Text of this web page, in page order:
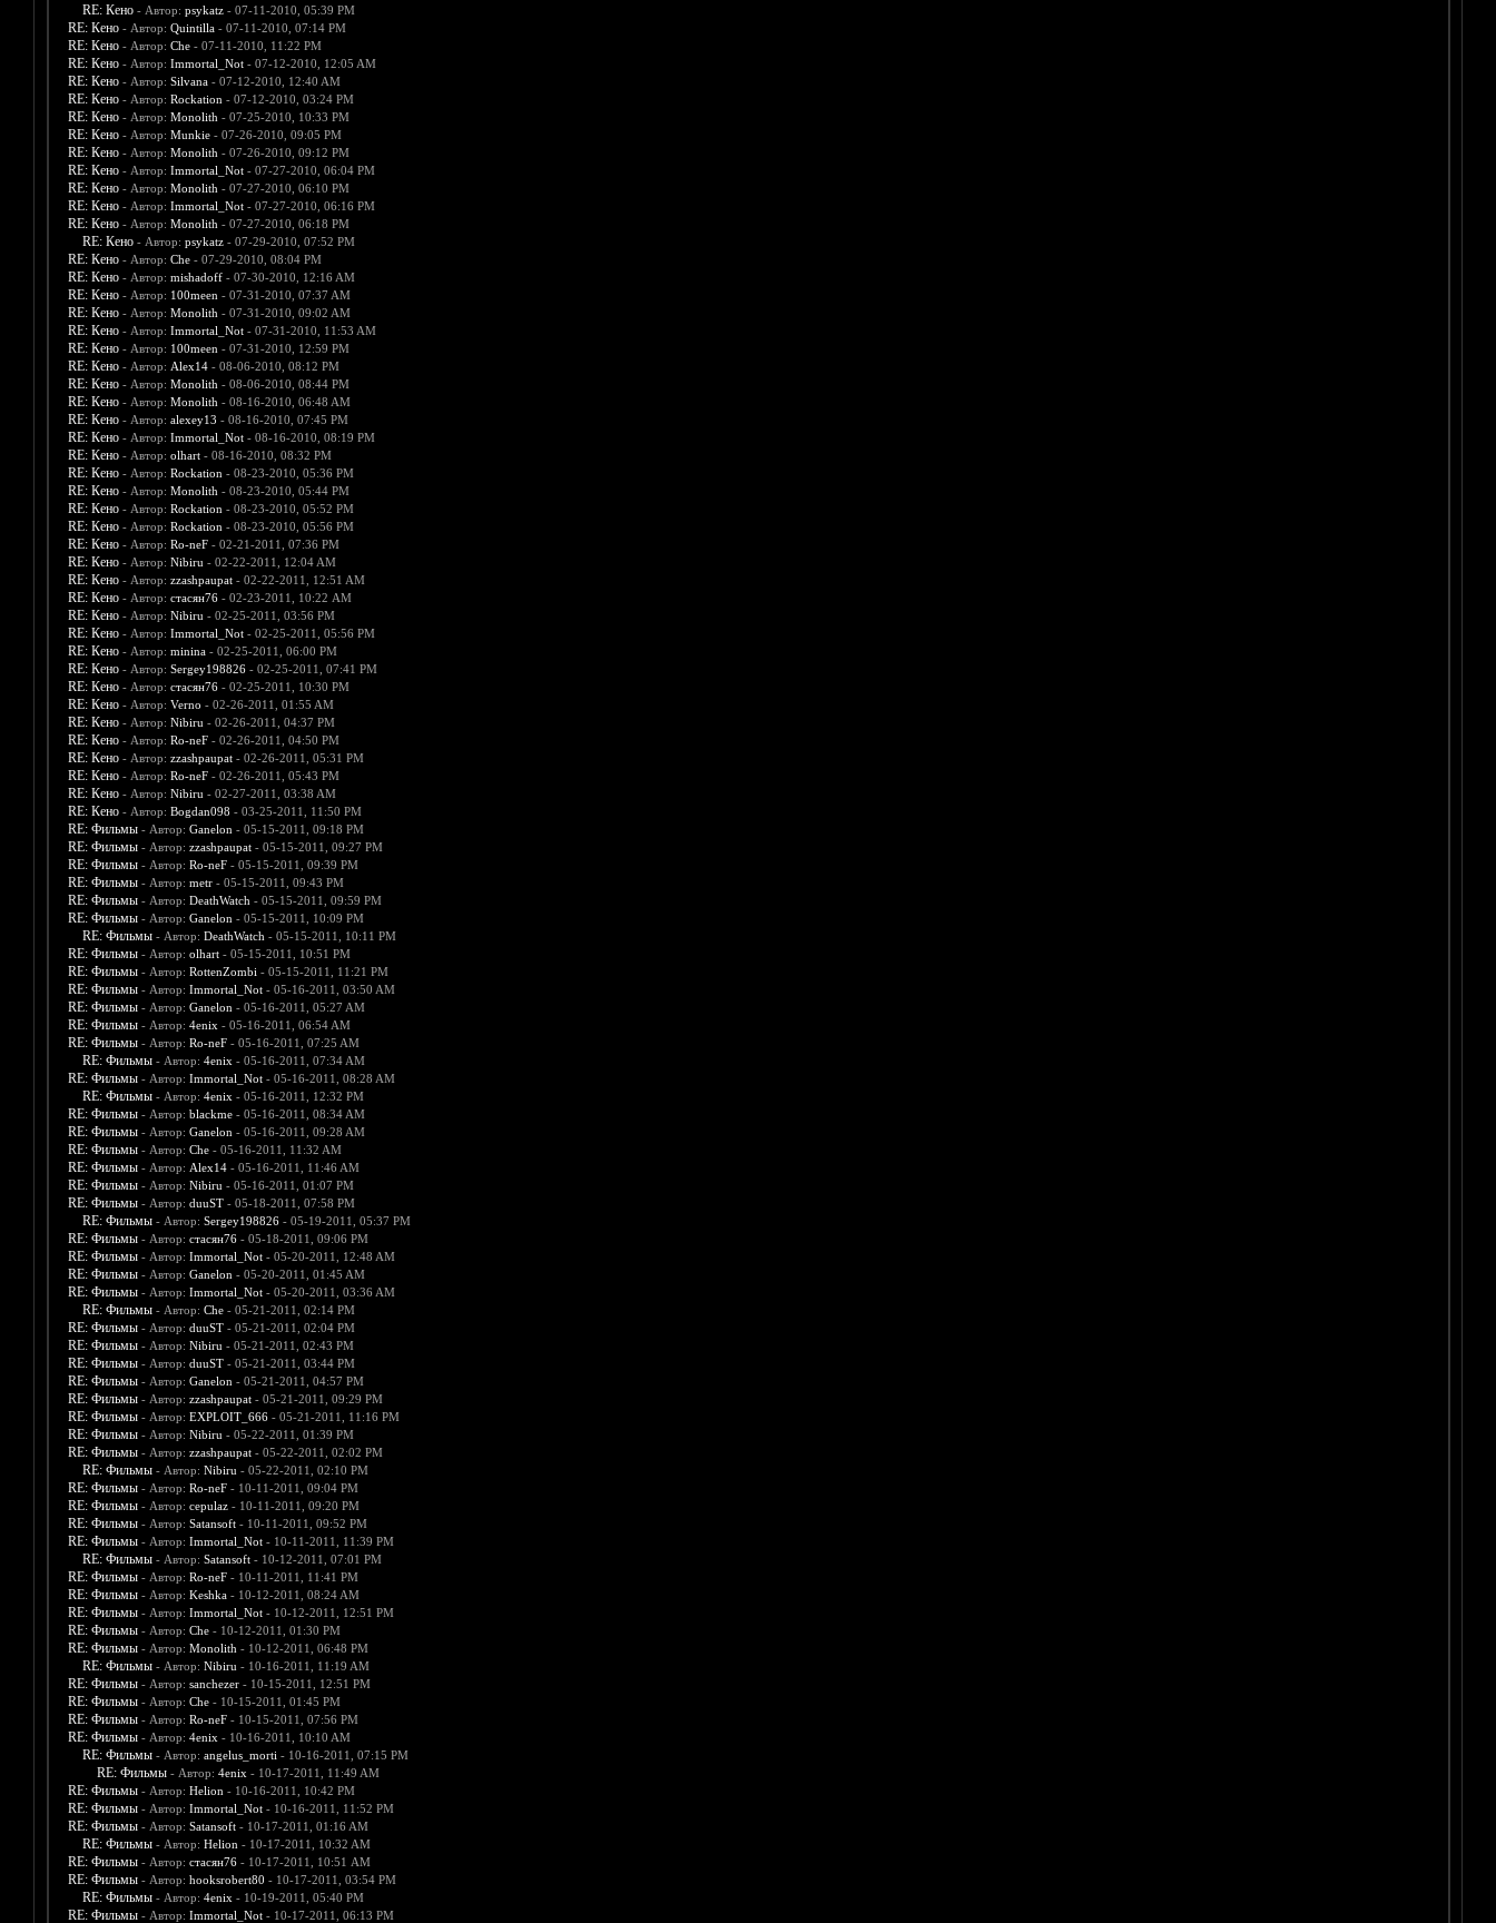
RE: Кено - Автор: psykatz- 07-11-2010, 05:39 PM
RE: Кено - Автор: Quintilla- 07-11-2010, 07:14 PM
RE: Кено - Автор: Che- 07-11-2010, 11:22 PM
RE: Кено - Автор: Immortal_Not- 07-12-2010, 12:05 AM
RE: Кено - Автор: Silvana- 07-12-2010, 12:40 AM
RE: Кено - Автор: Rockation - 07-12-2010, 03:24 PM
RE: Кено - Автор: Monolith - 07-25-2010, 10:33 PM
RE: Кено - Автор: Munkie- 07-26-2010, 09:05 PM
RE: Кено - Автор: Monolith - 07-26-2010, 09:12 PM
RE: Кено - Автор: Immortal_Not- 07-27-2010, 06:04 PM
RE: Кено - Автор: Monolith - 07-27-2010, 06:10 PM
RE: Кено - Автор: Immortal_Not- 07-27-2010, 06:16 PM
RE: Кено - Автор: Monolith - 07-27-2010, 06:18 PM
RE: Кено - Автор: psykatz- 07-29-2010, 07:52 PM
RE: Кено - Автор: Che- 07-29-2010, 08:04 PM
RE: Кено - Автор: mishadoff- 07-30-2010, 12:16 AM
RE: Кено - Автор: 100meen - 07-31-2010, 07:37 AM
RE: Кено - Автор: Monolith - 07-31-2010, 09:02 AM
RE: Кено - Автор: Immortal_Not- 07-31-2010, 11:53 AM
RE: Кено - Автор: 100meen - 07-31-2010, 12:59 PM
RE: Кено - Автор: Alex14- 08-06-2010, 08:12 PM
RE: Кено - Автор: Monolith - 08-06-2010, 08:44 PM
RE: Кено - Автор: Monolith - 08-16-2010, 06:48 AM
RE: Кено - Автор: alexey13 - 08-16-2010, 07:45 PM
RE: Кено - Автор: Immortal_Not- 08-16-2010, 08:19 PM
RE: Кено - Автор: olhart- 08-16-2010, 08:32 PM
RE: Кено - Автор: Rockation - 08-23-2010, 05:36 PM
RE: Кено - Автор: Monolith - 08-23-2010, 05:44 PM
RE: Кено - Автор: Rockation - 08-23-2010, 05:52 PM
RE: Кено - Автор: Rockation - 08-23-2010, 05:56 PM
RE: Кено - Автор: Ro-neF- 02-21-2011, 07:36 PM
RE: Кено - Автор: Nibiru - 02-22-2011, 12:04 AM
RE: Кено - Автор: zzashpaupat- 02-22-2011, 12:51 AM
RE: Кено - Автор: стасян76- 02-23-2011, 10:22 AM
RE: Кено - Автор: Nibiru - 02-25-2011, 03:56 PM
RE: Кено - Автор: Immortal_Not- 02-25-2011, 05:56 PM
RE: Кено - Автор: minina- 02-25-2011, 06:00 PM
RE: Кено - Автор: Sergey198826- 02-25-2011, 07:41 PM
RE: Кено - Автор: стасян76- 02-25-2011, 10:30 PM
RE: Кено - Автор: Verno - 02-26-2011, 01:55 AM
RE: Кено - Автор: Nibiru - 02-26-2011, 04:37 PM
RE: Кено - Автор: Ro-neF- 02-26-2011, 04:50 PM
RE: Кено - Автор: zzashpaupat- 02-26-2011, 05:31 PM
RE: Кено - Автор: Ro-neF- 02-26-2011, 05:43 PM
RE: Кено - Автор: Nibiru - 02-27-2011, 03:38 AM
RE: Кено - Автор: Bogdan098 - 03-25-2011, 11:50 PM
RE: Фильмы - Автор: Ganelon - 05-15-2011, 09:18 PM
RE: Фильмы - Автор: zzashpaupat- 05-15-2011, 09:27 PM
RE: Фильмы - Автор: Ro-neF- 05-15-2011, 09:39 PM
RE: Фильмы - Автор: metr- 05-15-2011, 09:43 PM
RE: Фильмы - Автор: DeathWatch - 05-15-2011, 09:59 PM
RE: Фильмы - Автор: Ganelon - 05-15-2011, 10:09 PM
RE: Фильмы - Автор: DeathWatch - 05-15-2011, 10:11 PM
RE: Фильмы - Автор: olhart- 05-15-2011, 10:51 PM
RE: Фильмы - Автор: RottenZombi - 05-15-2011, 11:21 PM
RE: Фильмы - Автор: Immortal_Not- 05-16-2011, 03:50 AM
RE: Фильмы - Автор: Ganelon - 05-16-2011, 05:27 AM
RE: Фильмы - Автор: 4enix - 05-16-2011, 06:54 AM
RE: Фильмы - Автор: Ro-neF- 05-16-2011, 07:25 AM
RE: Фильмы - Автор: 4enix - 05-16-2011, 07:34 AM
RE: Фильмы - Автор: Immortal_Not- 05-16-2011, 08:28 AM
RE: Фильмы - Автор: 4enix - 05-16-2011, 12:32 PM
RE: Фильмы - Автор: blackme- 05-16-2011, 08:34 AM
RE: Фильмы - Автор: Ganelon - 05-16-2011, 09:28 AM
RE: Фильмы - Автор: Che- 05-16-2011, 11:32 AM
RE: Фильмы - Автор: Alex14- 05-16-2011, 11:46 AM
RE: Фильмы - Автор: Nibiru - 05-16-2011, 01:07 PM
RE: Фильмы - Автор: duuST- 05-18-2011, 07:58 PM
RE: Фильмы - Автор: Sergey198826- 05-19-2011, 05:37 PM
RE: Фильмы - Автор: стасян76- 05-18-2011, 09:06 PM
RE: Фильмы - Автор: Immortal_Not- 05-20-2011, 12:48 AM
RE: Фильмы - Автор: Ganelon - 05-20-2011, 01:45 AM
RE: Фильмы - Автор: Immortal_Not- 05-20-2011, 03:36 AM
RE: Фильмы - Автор: Che- 05-21-2011, 02:14 PM
RE: Фильмы - Автор: duuST- 05-21-2011, 02:04 PM
RE: Фильмы - Автор: Nibiru - 05-21-2011, 02:43 PM
RE: Фильмы - Автор: duuST- 05-21-2011, 03:44 PM
RE: Фильмы - Автор: Ganelon - 05-21-2011, 04:57 PM
RE: Фильмы - Автор: zzashpaupat- 05-21-2011, 09:29 PM
RE: Фильмы - Автор: EXPLOIT_666- 05-21-2011, 11:16 PM
RE: Фильмы - Автор: Nibiru - 05-22-2011, 01:39 PM
RE: Фильмы - Автор: zzashpaupat- 05-22-2011, 02:02 PM
RE: Фильмы - Автор: Nibiru - 05-22-2011, 02:10 PM
RE: Фильмы - Автор: Ro-neF- 10-11-2011, 09:04 PM
RE: Фильмы - Автор: cepulaz- 10-11-2011, 09:20 PM
RE: Фильмы - Автор: Satansoft- 10-11-2011, 09:52 PM
RE: Фильмы - Автор: Immortal_Not- 10-11-2011, 11:39 PM
RE: Фильмы - Автор: Satansoft- 10-12-2011, 07:01 PM
RE: Фильмы - Автор: Ro-neF- 10-11-2011, 11:41 PM
RE: Фильмы - Автор: Keshka- 10-12-2011, 08:24 AM
RE: Фильмы - Автор: Immortal_Not- 10-12-2011, 12:51 PM
RE: Фильмы - Автор: Che- 10-12-2011, 01:30 PM
RE: Фильмы - Автор: Monolith - 10-12-2011, 06:48 PM
RE: Фильмы - Автор: Nibiru - 10-16-2011, 11:19 AM
RE: Фильмы - Автор: sanchezer- 10-15-2011, 12:51 PM
RE: Фильмы - Автор: Che- 10-15-2011, 01:45 PM
RE: Фильмы - Автор: Ro-neF- 10-15-2011, 07:56 PM
RE: Фильмы - Автор: 4enix - 10-16-2011, 10:10 AM
RE: Фильмы - Автор: angelus_morti - 10-16-2011, 07:15 PM
RE: Фильмы - Автор: 4enix - 10-17-2011, 11:49 AM
RE: Фильмы - Автор: Helion - 10-16-2011, 10:42 PM
RE: Фильмы - Автор: Immortal_Not- 10-16-2011, 11:52 PM
RE: Фильмы - Автор: Satansoft- 10-17-2011, 01:16 AM
RE: Фильмы - Автор: Helion - 10-17-2011, 10:32 AM
RE: Фильмы - Автор: стасян76- 10-17-2011, 10:51 AM
RE: Фильмы - Автор: hooksrobert80 - 10-17-2011, 03:54 PM
RE: Фильмы - Автор: 4enix - 10-19-2011, 05:40 PM
RE: Фильмы - Автор: Immortal_Not- 10-17-2011, 06:13 PM